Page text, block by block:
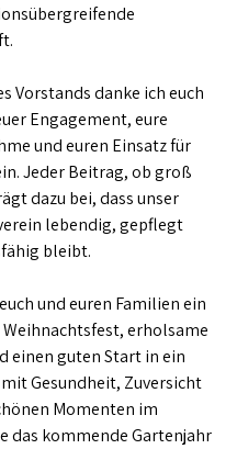
Vorstands danke ich euch
Engagement, eure
und euren Einsatz für
Jeder Beitrag, ob groß
dazu bei, dass unser
lebendig, gepflegt
bleibt.
und euren Familien ein
erholsame
einen guten Start in ein
mit Gesundheit, Zuversicht
Momenten im
das kommende Gartenjahr